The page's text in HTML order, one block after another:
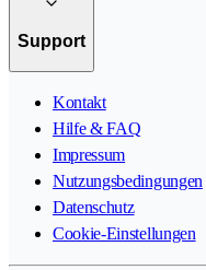
Support
Kontakt
Hilfe & FAQ
Impressum
Nutzungsbedingungen
Datenschutz
Cookie-Einstellungen